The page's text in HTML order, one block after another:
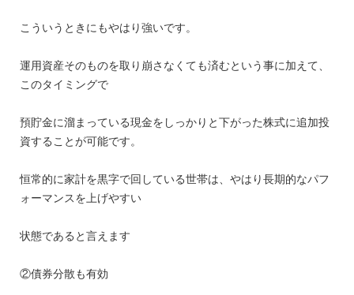
こういうときにもやはり強いです。
運用資産そのものを取り崩さなくても済むという事に加えて、
このタイミングで
預貯金に溜まっている現金をしっかりと下がった株式に追加投
資することが可能です。
恒常的に家計を黒字で回している世帯は、やはり長期的なパフ
ォーマンスを上げやすい
状態であると言えます
②債券分散も有効